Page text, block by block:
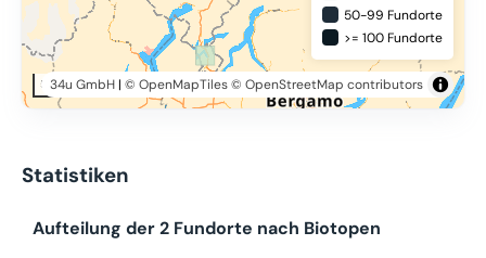
50 km
34u GmbH| © OpenMapTiles© OpenStreetMap contributors
50-99 Fundorte
>= 100 Fundorte
Statistiken
Aufteilung der 2 Fundorte nach Biotopen